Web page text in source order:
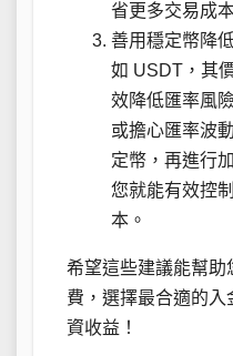
省更多交易成
善用穩定幣降
如 USDT，其
效降低匯率風
或擔心匯率波
定幣，再進行
您就能有效控
本。
希望這些建議能幫助
費，選擇最合適的
資收益！